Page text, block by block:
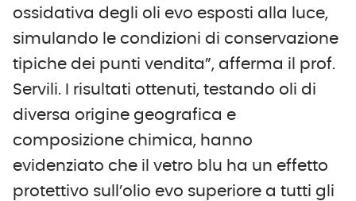
ossidativa degli oli evo esposti alla luce,
simulando le condizioni di conservazione
tipiche dei punti vendita”, afferma il prof.
Servili. I risultati ottenuti, testando oli di
diversa origine geografica e
composizione chimica, hanno
evidenziato che il vetro blu ha un effetto
protettivo sull’olio evo superiore a tutti gli